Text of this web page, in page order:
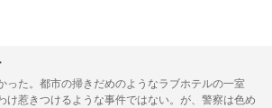
った。都市の掃きだめのようなラブホテルの一室
け惹きつけるような事件ではない。が、警察は色め